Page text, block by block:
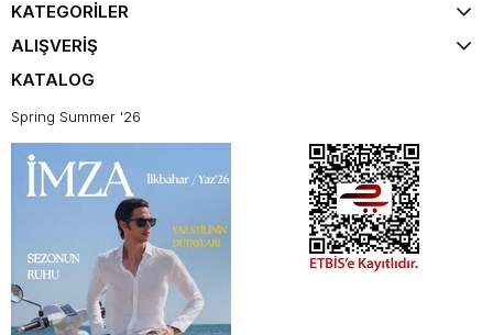
KATEGORİLER
ALIŞVERİŞ
KATALOG
Spring Summer '26